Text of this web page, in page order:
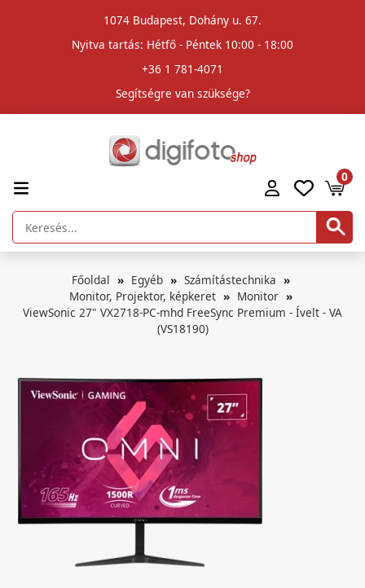
1074 Budapest, Dohány u. 67.
Nyitva tartás: Hétfő - Péntek 10:00 - 18:00
+36 1 781-4071
Segítségre van szüksége?
0
Főoldal Egyéb
Számítástechnika
Monitor, Projektor, képkeret
Monitor
ViewSonic 27" VX2718-PC-mhd FreeSync Premium - Ívelt - VA
(VS18190)